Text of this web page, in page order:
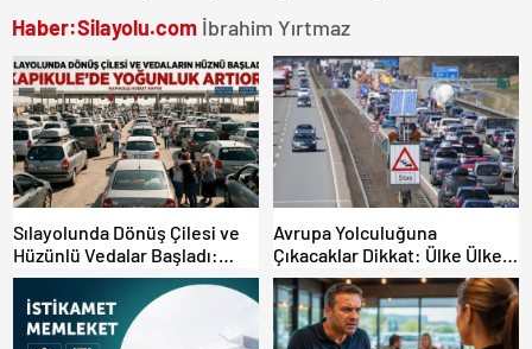
Haber:Silayolu.com İbrahim Yırtmaz
Sılayolunda Dönüş Çilesi ve
Hüzünlü Vedalar Başladı:
Kapıkule’de Yoğunluk Artıyor!
Avrupa Yolculuğuna
Çıkacaklar Dikkat: Ülke Ülke
Güncel Trafik Kuralları,
Avrupa Otoyol Hız Limitleri